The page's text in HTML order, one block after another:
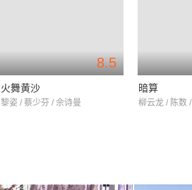
8.5
火舞黄沙
黎姿 / 蔡少芬 / 佘诗曼
暗算
柳云龙 / 陈数